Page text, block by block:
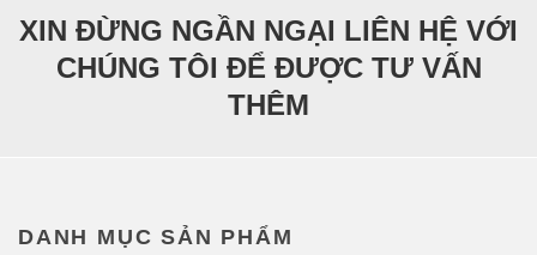
XIN ĐỪNG NGẦN NGẠI LIÊN HỆ VỚI
CHÚNG TÔI ĐỂ ĐƯỢC TƯ VẤN
THÊM
DANH MỤC SẢN PHẨM